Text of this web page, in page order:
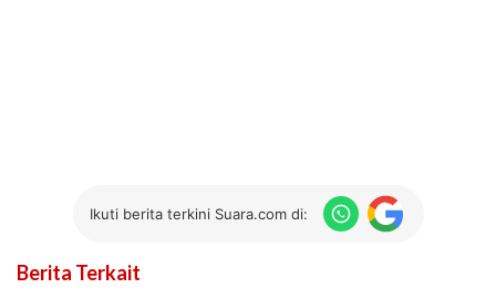
Ikuti berita terkini Suara.com di:
Berita Terkait